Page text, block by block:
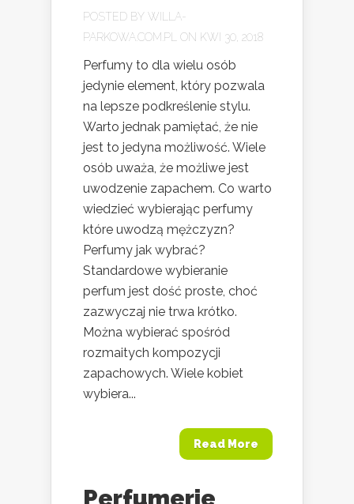
POSTED BY WILLA-
PARKOWA.COM.PL
ON KWI 30, 2018
Perfumy to dla wielu osób
jedynie element, który pozwala
na lepsze podkreślenie stylu.
Warto jednak pamiętać, że nie
jest to jedyna możliwość. Wiele
osób uważa, że możliwe jest
uwodzenie zapachem. Co warto
wiedzieć wybierając perfumy
które uwodzą mężczyzn?
Perfumy jak wybrać?
Standardowe wybieranie
perfum jest dość proste, choć
zazwyczaj nie trwa krótko.
Można wybierać spośród
rozmaitych kompozycji
zapachowych. Wiele kobiet
wybiera...
Read More
Perfumerie